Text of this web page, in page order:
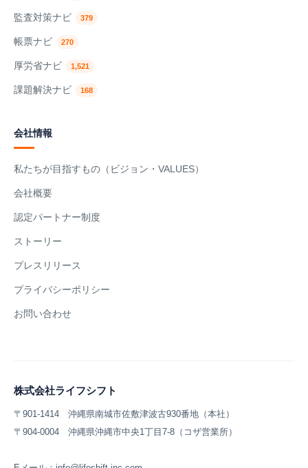
監査対策ナビ 379
帳票ナビ 270
厚労省ナビ 1,521
課題解決ナビ 168
会社情報
私たちが目指すもの（ビジョン・VALUES）
会社概要
認定パートナー制度
ストーリー
プレスリリース
プライバシーポリシー
お問い合わせ
株式会社ライフシフト
〒901-1414 沖縄県南城市佐敷津波古930番地（本社）
〒904-0004 沖縄県沖縄市中央1丁目7-8（コザ営業所）